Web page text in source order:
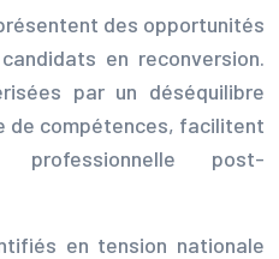
des opportunités
en reconversion.
par un déséquilibre
de compétences, facilitent
professionnelle post-
en tension nationale